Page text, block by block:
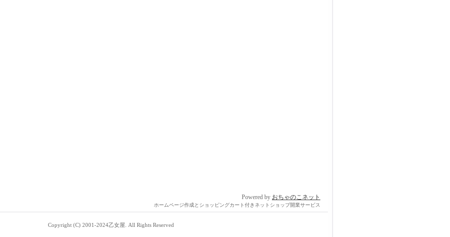
Powered by おちゃのこネット
ホームページ作成とショッピングカート付きネットショップ開業サービス
Copyright (C) 2001-2024乙女屋. All Rights Reserved